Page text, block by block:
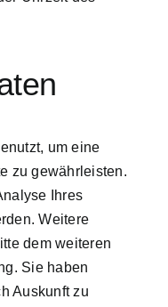
um eine
zu gewährleisten.
Ihres
Weitere
dem weiteren
Sie haben
Auskunft zu